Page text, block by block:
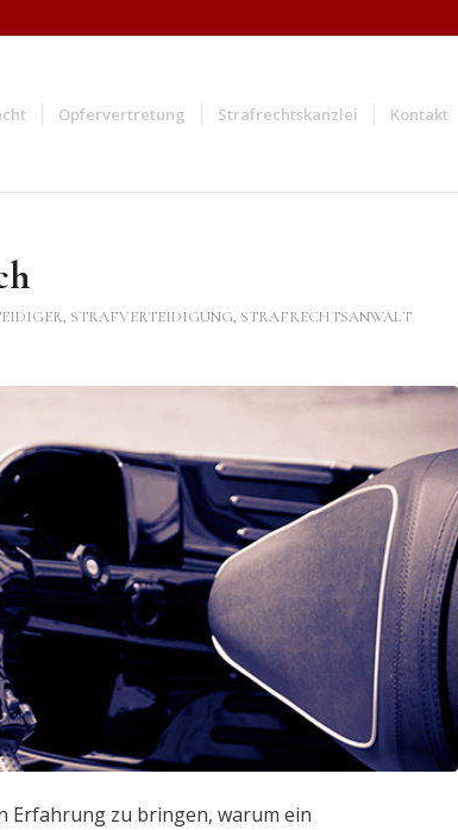
Opfervertretung Strafrechtskanzlei Kontakt
STRAFVERTEIDIGUNG, STRAFRECHTSANWALT
Erfahrung zu bringen, warum ein